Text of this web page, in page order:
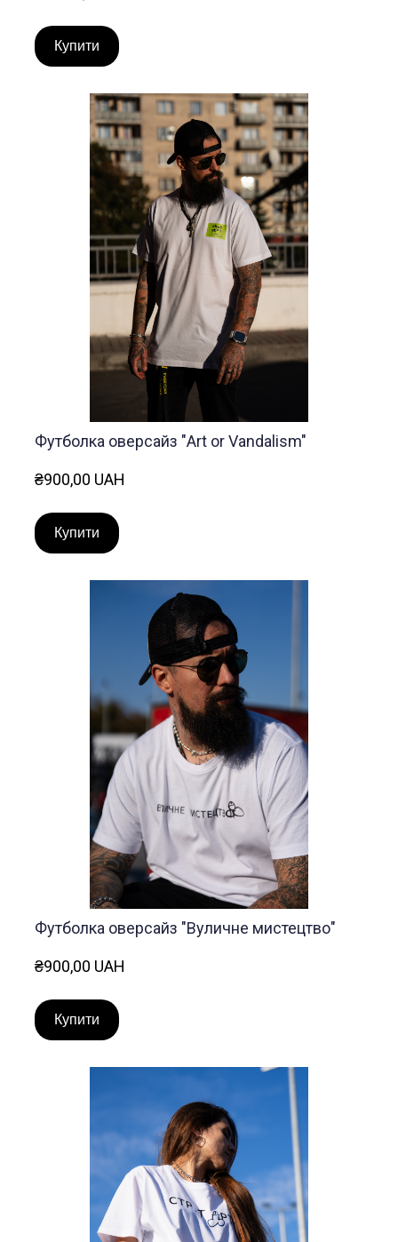
Купити
Футболка оверсайз "Art or Vandalism"
₴900,00 UAH
Купити
Футболка оверсайз "Вуличне мистецтво"
₴900,00 UAH
Купити